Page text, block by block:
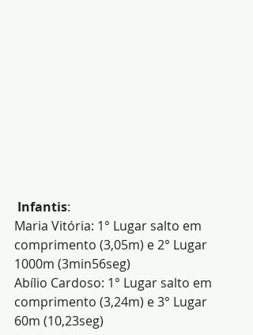
Infantis:
Maria Vitória: 1° Lugar salto em
comprimento (3,05m) e 2° Lugar
1000m (3min56seg)
Abílio Cardoso: 1° Lugar salto em
comprimento (3,24m) e 3° Lugar
60m (10,23seg)